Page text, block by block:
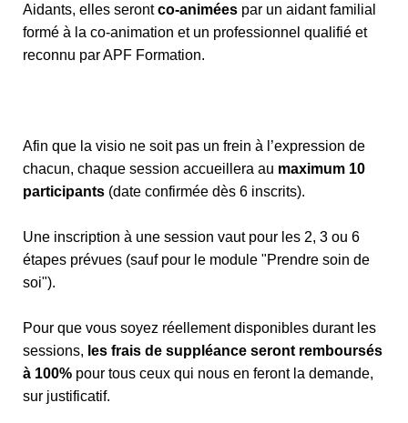
Aidants, elles serontco-animées par un aidant familial
formé à la co-animation et un professionnel qualifié et
reconnu par APF Formation.
Afin que la visio ne soit pas un frein à l’expression de
chacun, chaque session accueillera au maximum 10
participants (date confirmée dès 6 inscrits).
Une inscription à une session vaut pour les 2, 3 ou 6
étapes prévues (sauf pour le module "Prendre soin de
soi").
Pour que vous soyez réellement disponibles durant les
sessions, les frais de suppléance seront remboursés
à 100% pour tous ceux qui nous en feront la demande,
sur justificatif.